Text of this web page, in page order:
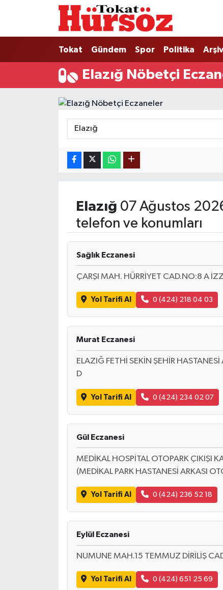
Tokat Gündem Spor Politika Arşiv
Elazığ Nöbetçi
Elazığ 07 Ağustos
telefon ve konumları
Sağlık Eczanesi
ÇARŞI MAH. HÜRRİYET CAD.NO:8 A
Yol Tarifi Al 0 (424) 218 04 03
Murat Eczanesi
ELAZIĞ FETHİ SEKİN ŞEHİR
D
Yol Tarifi Al 0 (424) 234 02 07
Gül Eczanesi
MEDİKAL HOSPİTAL OTOPARK ÇIKIŞI
(MEDİKAL PARK HASTANESİ ARKASI
Yol Tarifi Al 0 (424) 236 52 18
Eylül Eczanesi
NUMUNE MAH.15 TEMMUZ DİRİLİŞ
Yol Tarifi Al 0 (424) 651 25 69
Tokat
Türkiye Gündemi
Gündem
Nöbetçi Eczaneler
Hava Durumu
Tokat Namaz Vakitleri
Tüm Manşetler
Haber Arşivi